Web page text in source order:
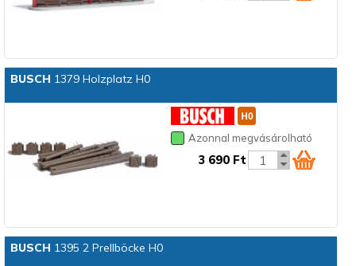
BUSCH 1379 Holzplatz H0
Azonnal megvásárolható
3 690 Ft
BUSCH 1395 2 Prellböcke H0